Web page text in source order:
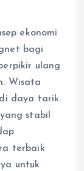
ekonomi
bagi
ulang
Wisata
daya tarik
stabil
terbaik
untuk